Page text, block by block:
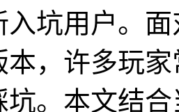
入坑用户。
本，许多玩
坑。本文结